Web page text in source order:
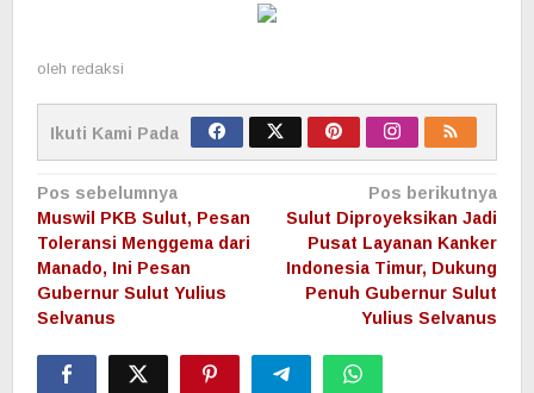
oleh redaksi
Ikuti Kami Pada
Navigasi
pos
Pos sebelumnya
Muswil PKB Sulut, Pesan
Toleransi Menggema dari
Manado, Ini Pesan
Gubernur Sulut Yulius
Selvanus
Pos berikutnya
Sulut Diproyeksikan Jadi
Pusat Layanan Kanker
Indonesia Timur, Dukung
Penuh Gubernur Sulut
Yulius Selvanus